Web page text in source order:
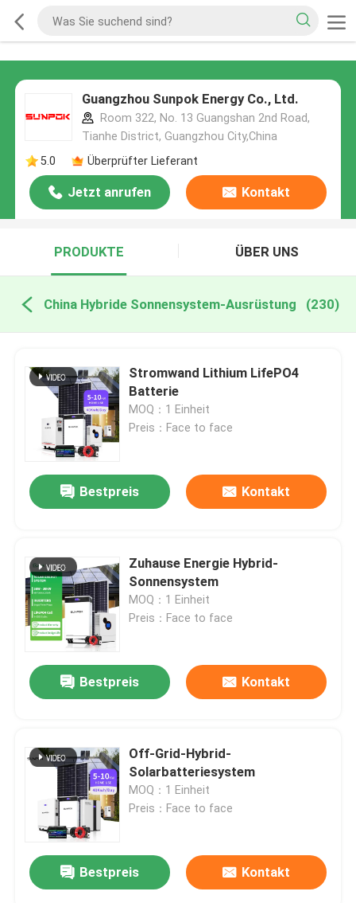
Guangzhou Sunpok Energy Co., Ltd.
Room 322, No. 13 Guangshan 2nd Road,
Tianhe District, Guangzhou City,China
5.0
Überprüfter Lieferant
Jetzt anrufen Kontakt
PRODUKTE ÜBER UNS
China Hybride Sonnensystem-Ausrüstung (230)
Stromwand Lithium LifePO4
Batterie
MOQ：1 Einheit
Preis：Face to face
Bestpreis Kontakt
Zuhause Energie Hybrid-
Sonnensystem
MOQ：1 Einheit
Preis：Face to face
Bestpreis Kontakt
Off-Grid-Hybrid-
Solarbatteriesystem
MOQ：1 Einheit
Preis：Face to face
Bestpreis Kontakt